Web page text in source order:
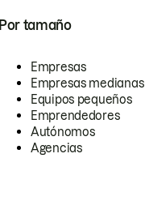
Por tamaño
Empresas
Empresas medianas
Equipos pequeños
Emprendedores
Autónomos
Agencias